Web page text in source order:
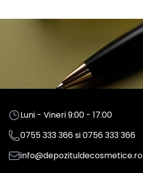
Luni - Vineri 9:00 - 17:00
0755 333 366si0756 333 366
info@depozituldecosmetice.ro